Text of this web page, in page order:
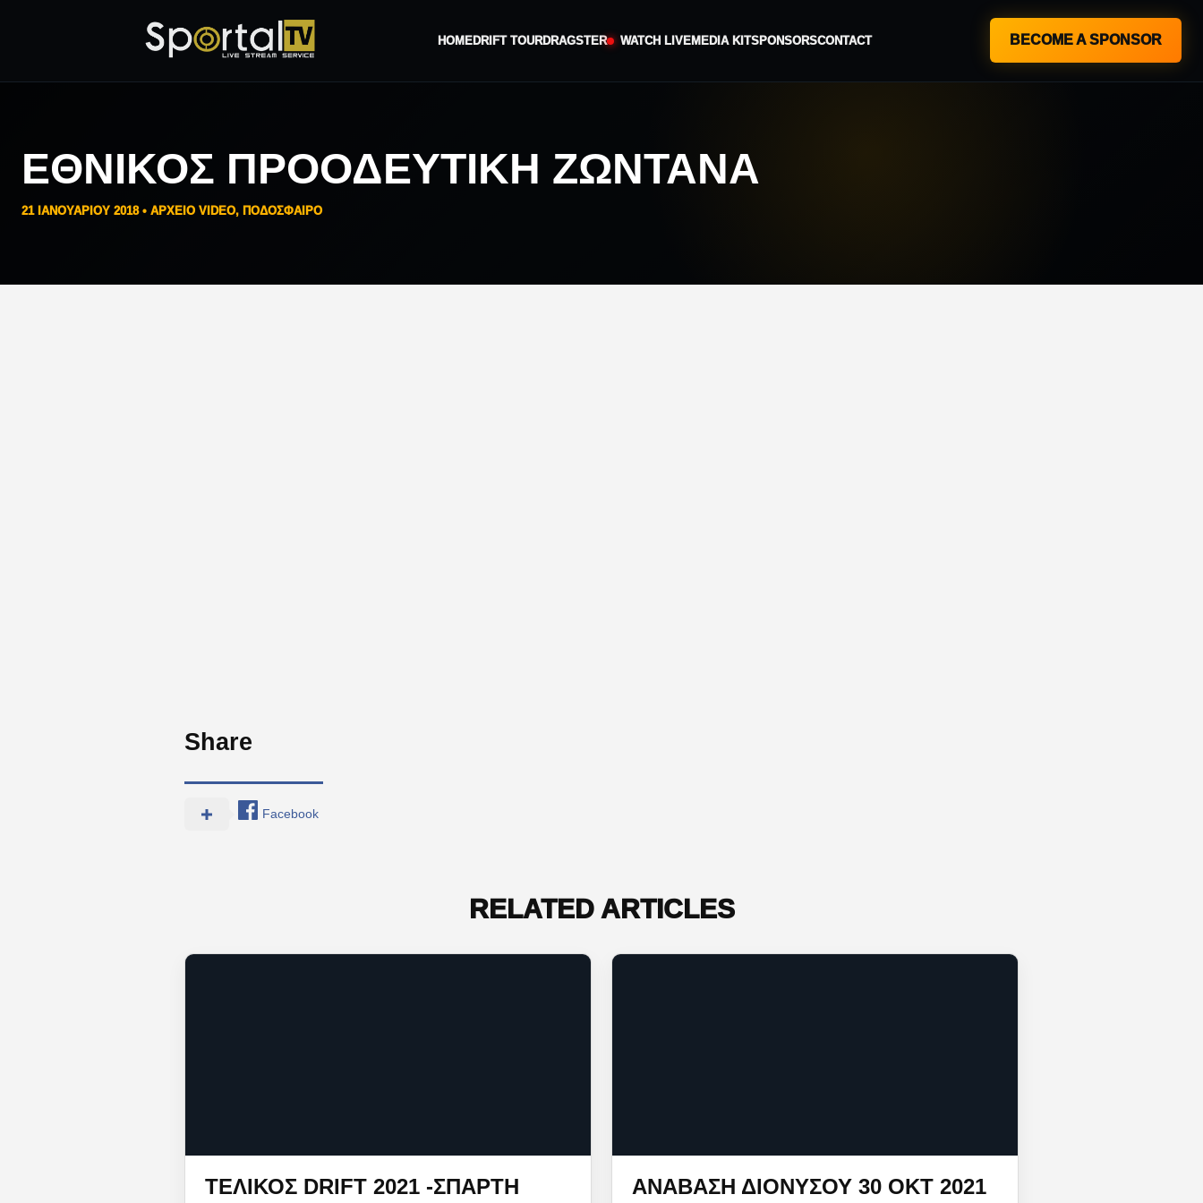
HOME DRIFT TOURDRAGSTER WATCH LIVE MEDIA KITSPONSORSCONTACT BECOME A SPONSOR
ΕΘΝΙΚΟΣ ΠΡΟΟΔΕΥΤΙΚΗ ΖΩΝΤΑΝΑ
21 ΙΑΝΟΥΑΡΊΟΥ 2018 • ΑΡΧΕΙΟ VIDEO, ΠΟΔΟΣΦΑΙΡΟ
Share
Facebook
RELATED ARTICLES
ΤΕΛΙΚΌΣ DRIFT 2021 -ΣΠΆΡΤΗ ΑΝΑΒΑΣΗ ΔΙΟΝΎΣΟΥ 30 ΟΚΤ 2021